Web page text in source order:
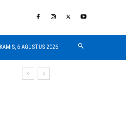
KAMIS, 6 AGUSTUS 2026